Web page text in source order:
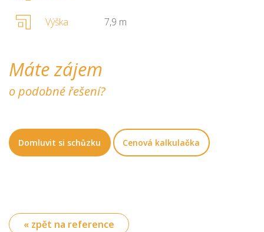
Výška 7,9 m
Máte zájem
o podobné řešení?
Domluvit si schůzku Cenová kalkulačka
« zpět na reference